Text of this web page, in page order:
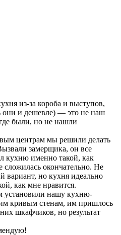
из-за короба и выступов,
они и дешевле) — это не наш
были, но не нашли
центрам мы решили делать
замерщика, он все
кухню именно такой, как
сложилась окончательно. Не
вариант, но кухня идеально
как мне нравится.
установили нашу кухню-
кривым стенам, им пришлось
шкафчиков, но результат